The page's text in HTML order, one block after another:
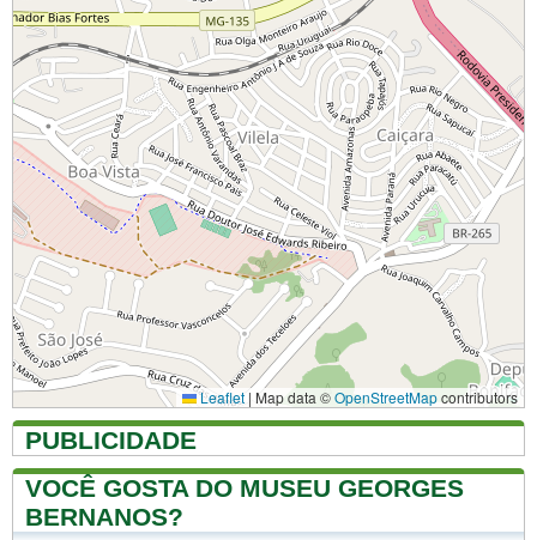
Leaflet | Map data ©OpenStreetMapcontributors
PUBLICIDADE
VOCÊ GOSTA DO MUSEU GEORGES
BERNANOS?